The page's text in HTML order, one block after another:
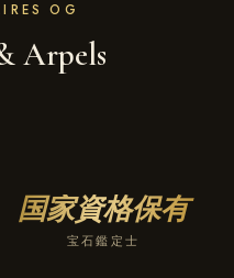
OG
Arpels
国家資格保有
宝石鑑定士